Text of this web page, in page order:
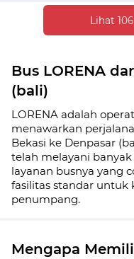
Lihat
Bus LORENA
(bali)
LORENA adalah
menawarkan
Bekasi ke Denpasar
telah melayani
layanan busnya yang
fasilitas standar untuk
penumpang.
Mengapa